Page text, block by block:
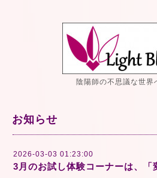
陰陽師の不思議な世界
お知らせ
2026-03-03 01:23:00
3月のお試し体験コーナーは、「